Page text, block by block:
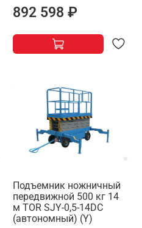
892 598 ₽
Подъемник ножничный
передвижной 500 кг 14
м TOR SJY-0,5-14DC
(автономный) (Y)